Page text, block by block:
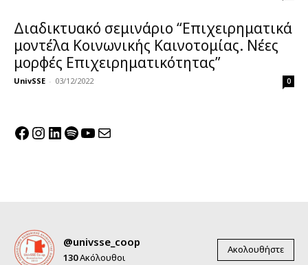
Διαδικτυακό σεμινάριο “Επιχειρηματικά
μοντέλα Κοινωνικής Καινοτομίας. Νέες
μορφές Επιχειρηματικότητας”
UnivSSE - 03/12/2022 0
Facebook
Instagram
Linkedin
Spotify
YouTube
Mail
@univsse_coop
130Ακόλουθοι
Ακολουθήστε